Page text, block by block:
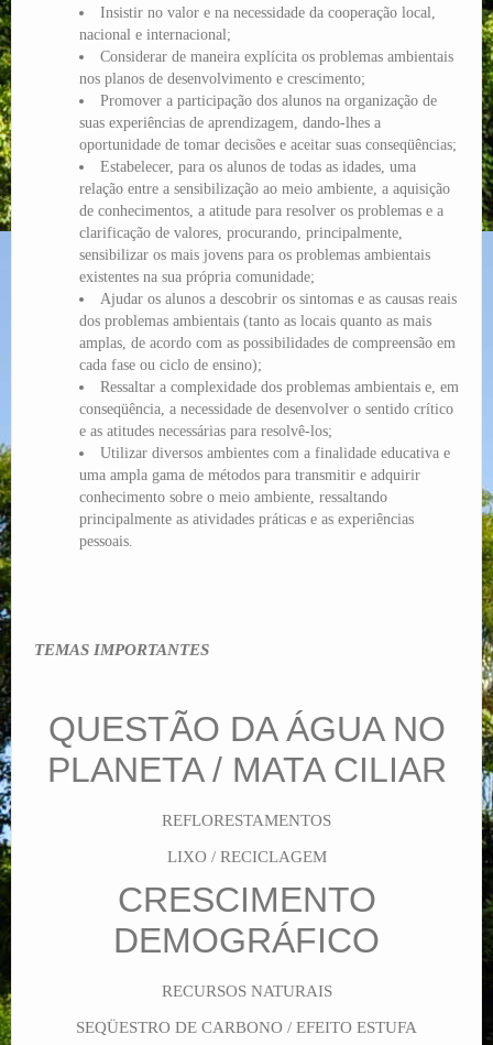
Insistir no valor e na necessidade da cooperação local,
nacional e internacional;
Considerar de maneira explícita os problemas ambientais
nos planos de desenvolvimento e crescimento;
Promover a participação dos alunos na organização de
suas experiências de aprendizagem, dando-lhes a
oportunidade de tomar decisões e aceitar suas conseqüências;
Estabelecer, para os alunos de todas as idades, uma
relação entre a sensibilização ao meio ambiente, a aquisição
de conhecimentos, a atitude para resolver os problemas e a
clarificação de valores, procurando, principalmente,
sensibilizar os mais jovens para os problemas ambientais
existentes na sua própria comunidade;
Ajudar os alunos a descobrir os sintomas e as causas reais
dos problemas ambientais (tanto as locais quanto as mais
amplas, de acordo com as possibilidades de compreensão em
cada fase ou ciclo de ensino);
Ressaltar a complexidade dos problemas ambientais e, em
conseqüência, a necessidade de desenvolver o sentido crítico
e as atitudes necessárias para resolvê-los;
Utilizar diversos ambientes com a finalidade educativa e
uma ampla gama de métodos para transmitir e adquirir
conhecimento sobre o meio ambiente, ressaltando
principalmente as atividades práticas e as experiências
pessoais.
TEMAS IMPORTANTES
QUESTÃO DA ÁGUA NO
PLANETA / MATA CILIAR
REFLORESTAMENTOS
LIXO / RECICLAGEM
CRESCIMENTO
DEMOGRÁFICO
RECURSOS NATURAIS
SEQÜESTRO DE CARBONO / EFEITO ESTUFA